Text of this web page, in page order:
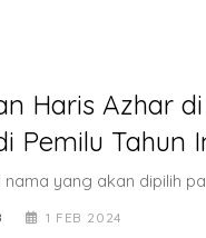
Haris Azhar
Pemilu Tahun
nama yang akan dipilih
1 FEB 2024